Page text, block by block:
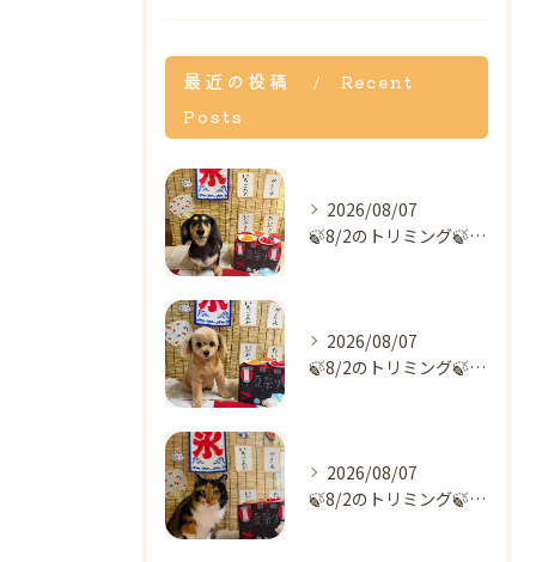
最近の投稿
Recent
Posts
2026/08/07
🍃8/2のトリミング🍃ダックス🐶｜名東区・千種区・守山区の動...
2026/08/07
🍃8/2のトリミング🍃ミックス犬🐶｜名東区・千種区・守山区の...
2026/08/07
🍃8/2のトリミング🍃MIX🐱｜名東区・千種区・守山区の動物...